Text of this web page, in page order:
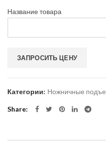
Название товара
Категории: Ножничные
Share